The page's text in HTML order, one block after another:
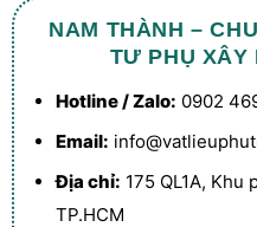
NAM THÀNH –
TƯ PHỤ XÂY
Hotline / Zalo: 0902
Email:
Địa chỉ: 175 QL1A, Khu
TP.HCM